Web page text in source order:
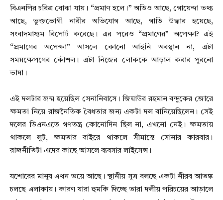
বিএনপির চরিত্র বোঝা যায়। “প্রমাণ হলে।” অডিও আছে, গোয়েন্দা তথ্য
আছে, ভুক্তভোগী নারীর অভিযোগ আছে, গাড়ি উদ্ধার হয়েছে,
সংবাদমাধ্যম রিপোর্ট করেছে। এর পরেও “প্রমাণের” অপেক্ষা? এই
“প্রমাণের অপেক্ষা” আসলে কোনো আইনি অবস্থান না, এটা
সময়ক্ষেপণের কৌশল। এটা নিজের লোককে আড়াল করার পুরনো
ভাষা।
এই দলটার জন্ম হয়েছিল সেনানিবাসে। জিয়াউর রহমান বন্দুকের জোরে
ক্ষমতা নিয়ে রাজনৈতিক বৈধতার জন্য একটা দল বানিয়েছিলেন। সেই
দলের ডিএনএতে গণতন্ত্র কোনোদিন ছিল না, এখনো নেই। ক্ষমতায়
থাকলে লুট, ক্ষমতার বাইরে থাকলে সীমান্তে সোনার কারবার।
রাজনীতিটা এদের কাছে আসলে ব্যবসার লাইসেন্স।
যশোরের মানুষ এখন ভয়ে আছে। স্থানীয় সূত্র বলছে একটা নীরব আতঙ্ক
চলছে এলাকায়। কারণ যারা হুমকি দিচ্ছে তারা দলীয় পরিচয়ের আড়ালে